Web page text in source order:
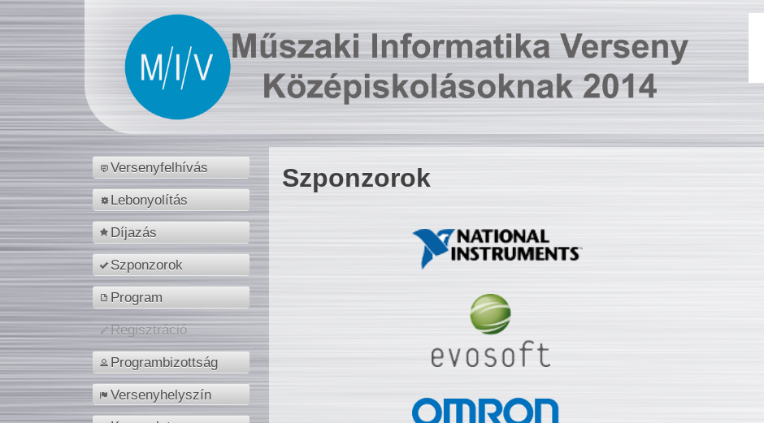
Versenyfelhívás
Lebonyolítás
Díjazás
Szponzorok
Program
Regisztráció
Programbizottság
Versenyhelyszín
Szponzorok